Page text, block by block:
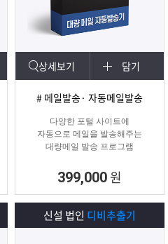
상세보기 담기
# 메일발송· 자동메일발송
다양한 포털 사이트에
자동으로 메일을 발송해주는
대량메일 발송 프로그램
399,000 원
신설 법인 디비추출기